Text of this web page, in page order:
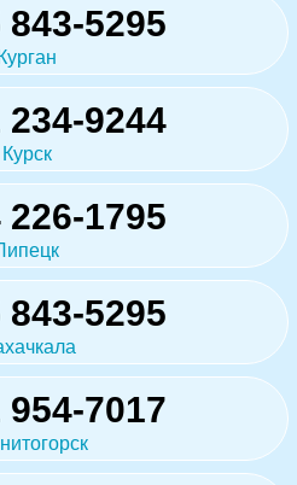
843-5295
Курган
234-9244
Курск
226-1795
843-5295
954-7017